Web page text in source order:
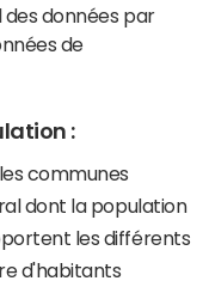
des données par
de
:
communes
dont la population
les différents
d'habitants